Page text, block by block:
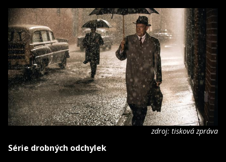
zdroj: tisková zpráva
Série drobných odchylek